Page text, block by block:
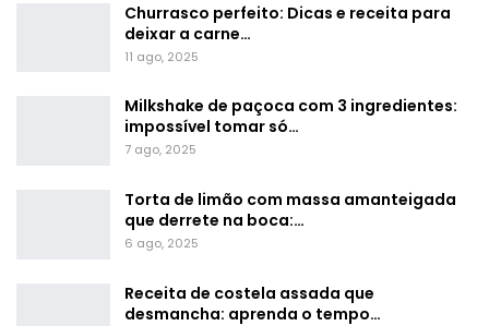
Churrasco perfeito: Dicas e receita para
deixar a carne…
11 ago, 2025
Milkshake de paçoca com 3 ingredientes:
impossível tomar só…
7 ago, 2025
Torta de limão com massa amanteigada
que derrete na boca:…
6 ago, 2025
Receita de costela assada que
desmancha: aprenda o tempo…